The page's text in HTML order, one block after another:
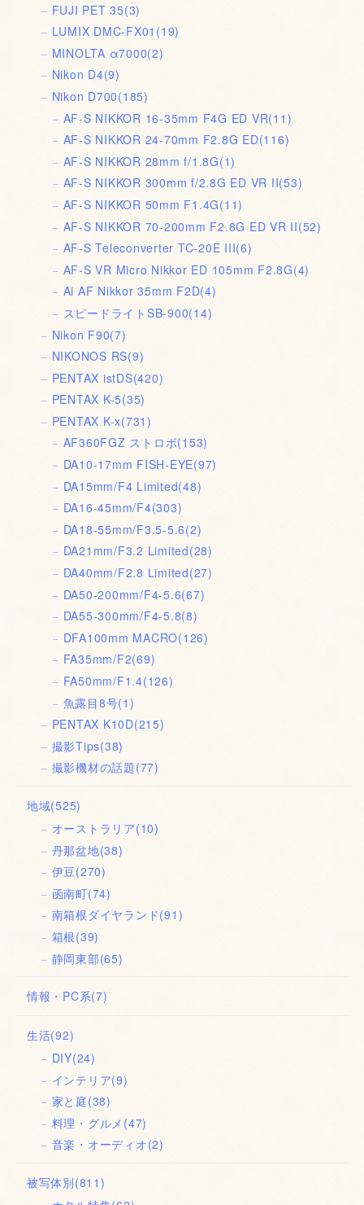
FUJI PET 35(3)
LUMIX DMC-FX01 (19)
MINOLTA α7000(2)
Nikon D4(9)
Nikon D700(185)
AF-S NIKKOR 16-35mm F4G ED VR(11)
AF-S NIKKOR 24-70mm F2.8G ED(116)
AF-S NIKKOR 28mm f/1.8G(1)
AF-S NIKKOR 300mm f/2.8G ED VR II(53)
AF-S NIKKOR 50mm F1.4G(11)
AF-S NIKKOR 70-200mm F2.8G ED VR II(52)
AF-S Teleconverter TC-20E III(6)
AF-S VR Micro Nikkor ED 105mm F2.8G(4)
Ai AF Nikkor 35mm F2D(4)
スピードライトSB-900(14)
Nikon F90(7)
NIKONOS RS(9)
PENTAX istDS(420)
PENTAX K-5(35)
PENTAX K-x(731)
AF360FGZ ストロボ(153)
DA10-17mm FISH-EYE(97)
DA15mm/F4 Limited(48)
DA16-45mm/F4(303)
DA18-55mm/F3.5-5.6(2)
DA21mm/F3.2 Limited(28)
DA40mm/F2.8 Limited(27)
DA50-200mm/F4-5.6(67)
DA55-300mm/F4-5.8(8)
DFA100mm MACRO(126)
FA35mm/F2(69)
FA50mm/F1.4(126)
魚露目8号(1)
PENTAX K10D(215)
撮影Tips(38)
撮影機材の話題(77)
地域(525)
オーストラリア(10)
丹那盆地(38)
伊豆(270)
函南町(74)
南箱根ダイヤランド(91)
箱根(39)
静岡東部(65)
情報・PC系(7)
生活(92)
DIY(24)
インテリア(9)
家と庭(38)
料理・グルメ (47)
音楽・オーディオ(2)
被写体別(811)